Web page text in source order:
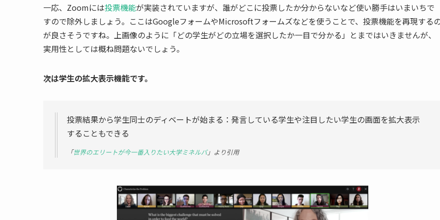
一応、Zoomには投票機能が実装されていますが、誰がどこに投票したか分からないなど使い勝手はいまいちで
すので除外しましょう。ここはGoogleフォームやMicrosoftフォームズなどを使うことで、投票機能を再現する
が良さそうですね。上画像のように「どの学生がどの立場を選択したか一目で分かる」とまではいきませんが、
実用性としては概ね問題ないでしょう。
次は学生の拡大表示機能です。
投票結果から学生同士のディベートが始まる：発言している学生や注目したい学生の画面を拡大表示
することもできる
「世界のエリートが今一番入りたい大学ミネルバ」より引用